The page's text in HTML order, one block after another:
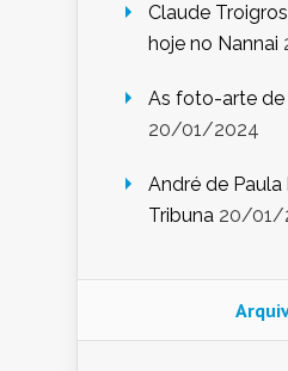
Claude
hoje no Nannai
As foto-arte de
20/01/2024
André de Paula
Tribuna 20/01/